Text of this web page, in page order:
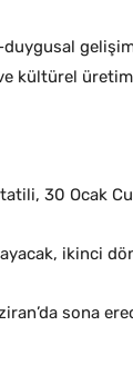
kültürel
30 Ocak
ikinci
sona